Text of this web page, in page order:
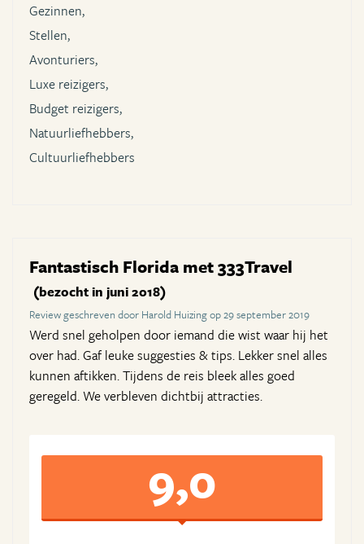
Gezinnen,
Stellen,
Avonturiers,
Luxe reizigers,
Budget reizigers,
Natuurliefhebbers,
Cultuurliefhebbers
Fantastisch Florida met 333Travel
(bezocht in juni 2018)
Review geschreven door Harold Huizing op 29 september 2019
Werd snel geholpen door iemand die wist waar hij het
over had. Gaf leuke suggesties & tips. Lekker snel alles
kunnen aftikken. Tijdens de reis bleek alles goed
geregeld. We verbleven dichtbij attracties.
9,0